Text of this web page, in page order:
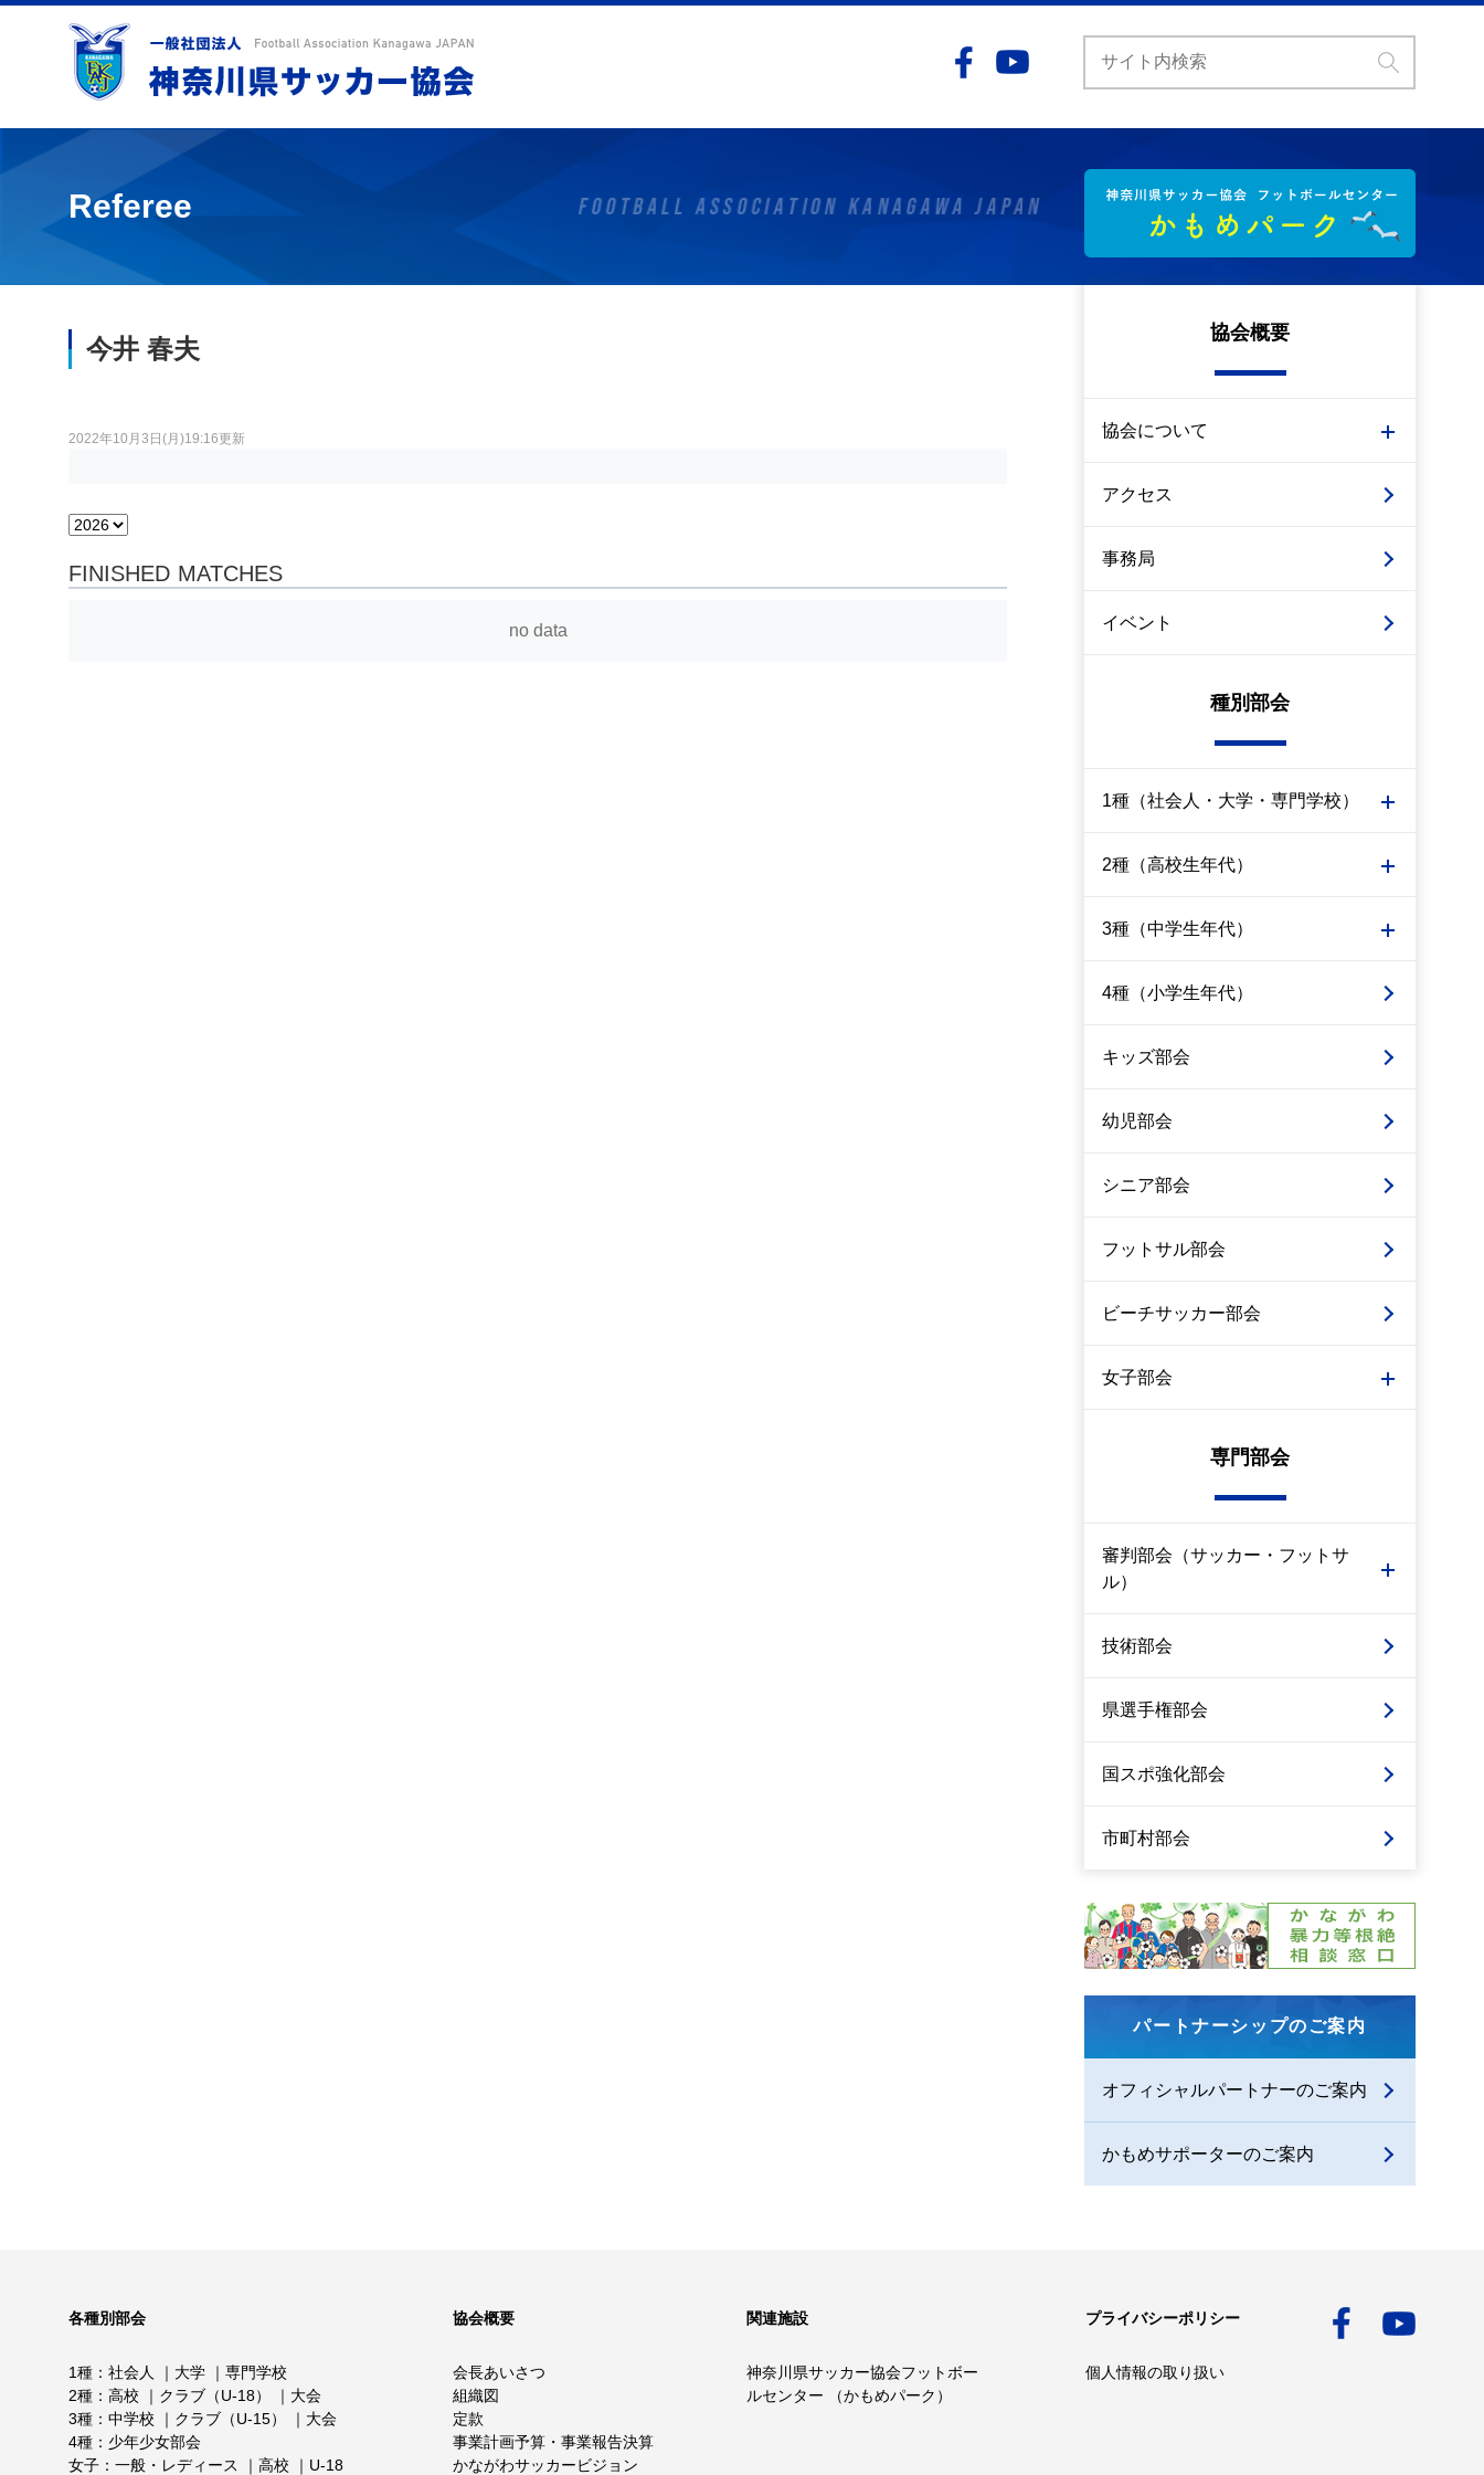
Referee
今井 春夫
2022年10月3日(月)19:16更新
FINISHED MATCHES
no data
協会概要
協会について
アクセス
事務局
イベント
種別部会
1種（社会人・大学・専門学校）
2種（高校生年代）
3種（中学生年代）
4種（小学生年代）
キッズ部会
幼児部会
シニア部会
フットサル部会
ビーチサッカー部会
女子部会
専門部会
審判部会（サッカー・フットサ
ル）
技術部会
県選手権部会
国スポ強化部会
市町村部会
パートナーシップのご案内
オフィシャルパートナーのご案内
かもめサポーターのご案内
各種別部会
1種 社会人 大学
専門学校
2種
高校 クラブ（U-18）
大会
3種
中学校 クラブ（U-15）
大会
4種
少年少女部会
女子
一般・レディース 高校 U-18
協会概要
会長あいさつ
組織図
定款
事業計画予算・事業報告決算
かながわサッカービジョン
関連施設
神奈川県サッカー協会フットボー
ルセンター （かもめパーク）
プライバシーポリシー
個人情報の取り扱い